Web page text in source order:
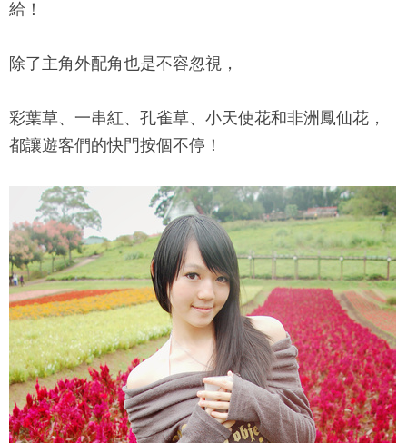
給！
除了主角外配角也是不容忽視，
彩葉草、一串紅、孔雀草、小天使花和非洲鳳仙花，
都讓遊客們的快門按個不停！